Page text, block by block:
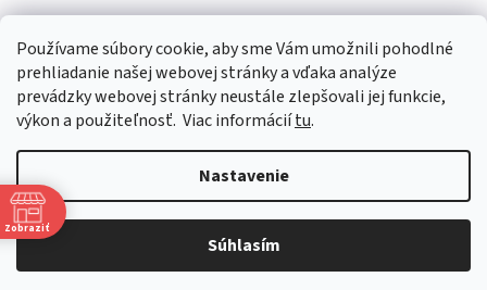
Používame súbory cookie, aby sme Vám umožnili pohodlné
prehliadanie našej webovej stránky a vďaka analýze
prevádzky webovej stránky neustále zlepšovali jej funkcie,
výkon a použiteľnosť. Viac informáciítu.
Nastavenie
Súhlasím
Facebook
Vytvoril Shoptet
ŽÁKOVSKÝ. Všetky práva vyhradené.
Zobraziť